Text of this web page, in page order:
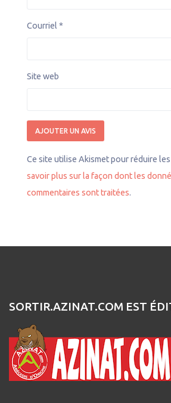
Courriel *
Site web
Ce site utilise Akismet pour réduire
savoir plus sur la façon dont les
commentaires sont traitées.
SORTIR.AZINAT.COM EST